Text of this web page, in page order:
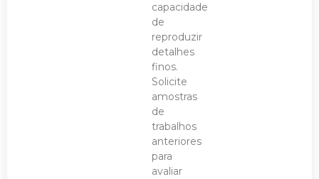
capacidade
de
reproduzir
detalhes
finos.
Solicite
amostras
de
trabalhos
anteriores
para
avaliar